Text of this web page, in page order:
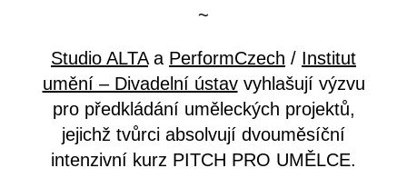
~
Studio ALTAa PerformCzech / Institut
umění – Divadelní ústavvyhlašují výzvu
pro předkládání uměleckých projektů,
jejichž tvůrci absolvují dvouměsíční
intenzivní kurz PITCH PRO UMĚLCE.